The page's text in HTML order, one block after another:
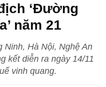
‘Đường
năm 21
Ninh, Hà Nội, Nghệ An
kết diễn ra ngày 14/11
vinh quang.